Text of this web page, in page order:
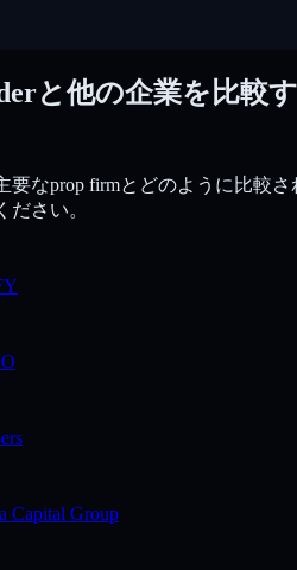
と他の企業を比較す
要なprop firmとどのように比較さ
ださい。
Capital Group